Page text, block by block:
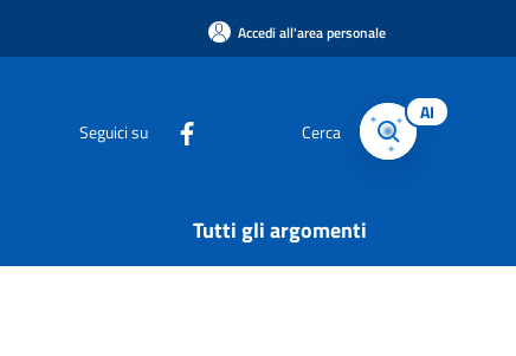
Accedi all'area personale
Seguici su Cerca
AI
Tutti gli argomenti